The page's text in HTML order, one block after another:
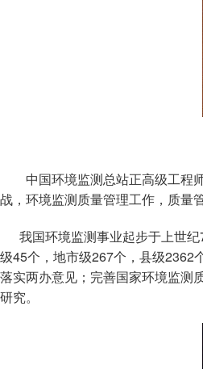
中国环境监测总站正高级工程
战，环境监测质量管理工作，质量
我国环境监测事业起步于上世纪
级45个，地市级267个，县级2362
落实两办意见；完善国家环境监测
研究。